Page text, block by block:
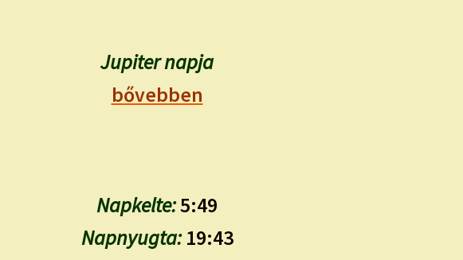
Jupiter napja
bővebben
Napkelte:5:49
Napnyugta:19:43